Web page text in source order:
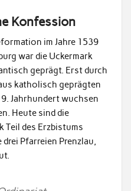
Konfession
im Jahre 1539
war die Uckermark
geprägt. Erst durch
katholisch geprägten
Jahrhundert wuchsen
Heute sind die
Teil des Erzbistums
Pfarreien Prenzlau,